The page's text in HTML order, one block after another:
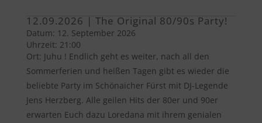
12.09.2026 | The Original 80/90s Party!
Datum: 12. September 2026
Uhrzeit: 21:00
Ort: Juhu ! Endlich geht es weiter, nach all den
Sommerferien und heißen Tagen gibt es wieder die
beliebte Party im Schönaicher Fürst mit DJ-Legende
Jens Herzberg. Alle geilen Hits der 80er und 90er
erwarten Euch dazu Loredana mit ihrem genialen